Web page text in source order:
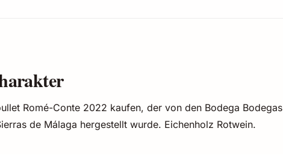
Romé-Conte 2022 kaufen, der von den Bodega Bodegas
de Málaga hergestellt wurde. Eichenholz Rotwein.